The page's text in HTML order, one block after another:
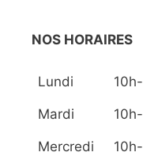
NOS HORAIRES
Lundi
Mardi
Mercredi